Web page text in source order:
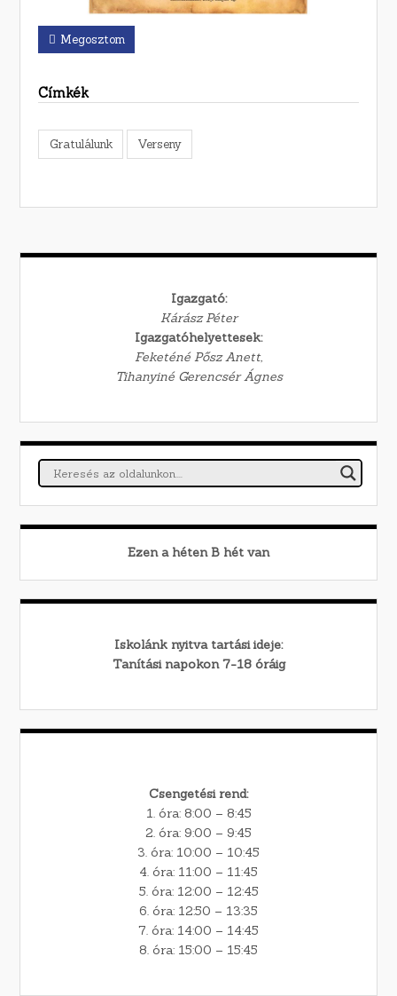
Megosztom
Címkék
Gratulálunk Verseny
Igazgató:
Kárász Péter
Igazgatóhelyettesek:
Feketéné Pősz Anett,
Tihanyiné Gerencsér Ágnes
Ezen a héten B hét van
Iskolánk nyitva tartási ideje:
Tanítási napokon 7-18 óráig
Csengetési rend:
1. óra: 8:00 – 8:45
2. óra: 9:00 – 9:45
3. óra: 10:00 – 10:45
4. óra: 11:00 – 11:45
5. óra: 12:00 – 12:45
6. óra: 12:50 – 13:35
7. óra: 14:00 – 14:45
8. óra: 15:00 – 15:45